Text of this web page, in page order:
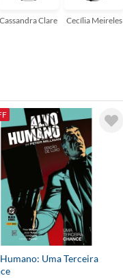
Cassandra Clare Cecília Meireles
Uma Terceira